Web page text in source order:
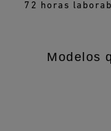
72 horas
Modelos